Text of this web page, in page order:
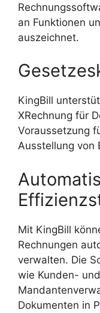
an Funktionen
auszeichnet.
KingBill
XRechnung für
Voraussetzung
Ausstellung von
Mit KingBill
Rechnungen
verwalten. Die
wie Kunden-
Dokumenten in